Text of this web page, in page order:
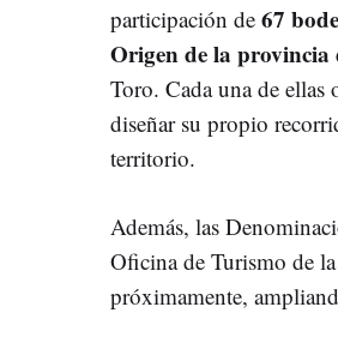
participación de 67
Origen de la provincia
Toro. Cada una de ellas
diseñar su propio
territorio.
Además, las
Oficina de Turismo de
próximamente,